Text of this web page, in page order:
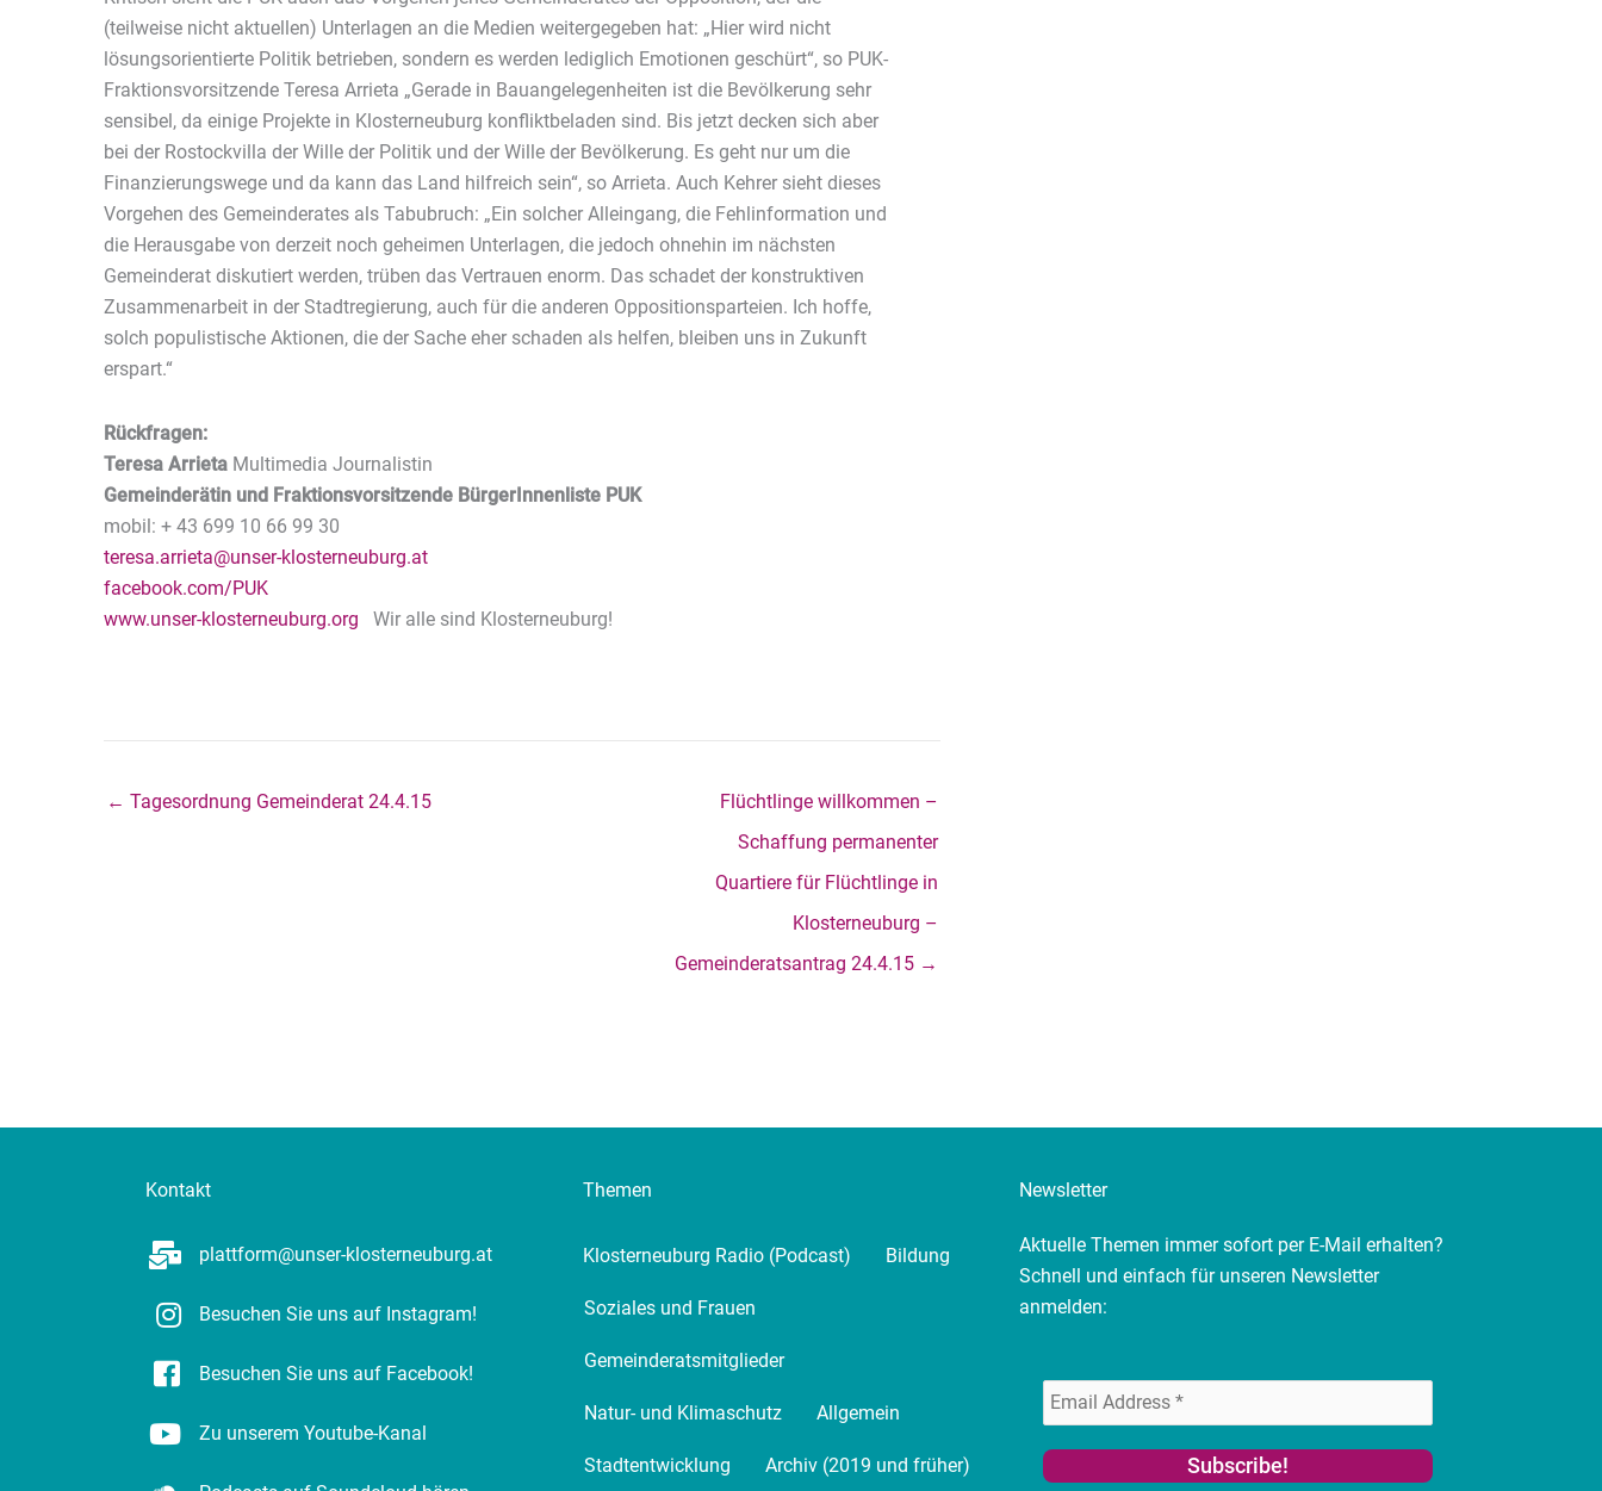
(teilweise nicht aktuellen) Unterlagen an die Medien weitergegeben hat: „Hier wird nicht
lösungsorientierte Politik betrieben, sondern es werden lediglich Emotionen geschürt“, so PUK-
Fraktionsvorsitzende Teresa Arrieta „Gerade in Bauangelegenheiten ist die Bevölkerung sehr
sensibel, da einige Projekte in Klosterneuburg konfliktbeladen sind. Bis jetzt decken sich aber
bei der Rostockvilla der Wille der Politik und der Wille der Bevölkerung. Es geht nur um die
Finanzierungswege und da kann das Land hilfreich sein“, so Arrieta. Auch Kehrer sieht dieses
Vorgehen des Gemeinderates als Tabubruch: „Ein solcher Alleingang, die Fehlinformation und
die Herausgabe von derzeit noch geheimen Unterlagen, die jedoch ohnehin im nächsten
Gemeinderat diskutiert werden, trüben das Vertrauen enorm. Das schadet der konstruktiven
Zusammenarbeit in der Stadtregierung, auch für die anderen Oppositionsparteien. Ich hoffe,
solch populistische Aktionen, die der Sache eher schaden als helfen, bleiben uns in Zukunft
erspart.“
Rückfragen:
Teresa Arrieta Multimedia Journalistin
Gemeinderätin und Fraktionsvorsitzende BürgerInnenliste PUK
mobil: + 43 699 10 66 99 30
teresa.arrieta@unser-klosterneuburg.at
facebook.com/PUK
www.unser-klosterneuburg.org Wir alle sind Klosterneuburg!
← Tagesordnung Gemeinderat 24.4.15
Flüchtlinge willkommen –
Schaffung permanenter
Quartiere für Flüchtlinge in
Klosterneuburg –
Gemeinderatsantrag 24.4.15 →
Kontakt
plattform@unser-klosterneuburg.at
Besuchen Sie uns auf Instagram!
Besuchen Sie uns auf Facebook!
Zu unserem Youtube-Kanal
Themen
Klosterneuburg Radio (Podcast) Bildung
Soziales und Frauen
Gemeinderatsmitglieder
Natur- und Klimaschutz Allgemein
Stadtentwicklung Archiv (2019 und früher)
Newsletter
Aktuelle Themen immer sofort per E-Mail erhalten?
Schnell und einfach für unseren Newsletter
anmelden: